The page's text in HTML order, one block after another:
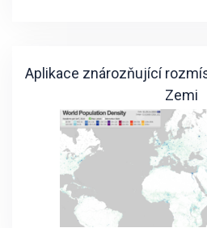
Aplikace znározňující
Zemi